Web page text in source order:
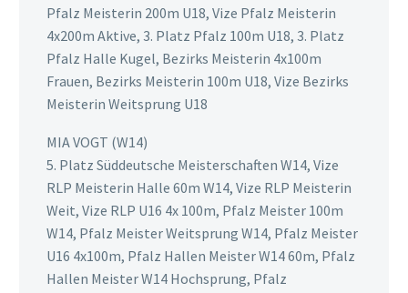
Pfalz Meisterin 200m U18, Vize Pfalz Meisterin
4x200m Aktive, 3. Platz Pfalz 100m U18, 3. Platz
Pfalz Halle Kugel, Bezirks Meisterin 4x100m
Frauen, Bezirks Meisterin 100m U18, Vize Bezirks
Meisterin Weitsprung U18
MIA VOGT (W14)
5. Platz Süddeutsche Meisterschaften W14, Vize
RLP Meisterin Halle 60m W14, Vize RLP Meisterin
Weit, Vize RLP U16 4x 100m, Pfalz Meister 100m
W14, Pfalz Meister Weitsprung W14, Pfalz Meister
U16 4x100m, Pfalz Hallen Meister W14 60m, Pfalz
Hallen Meister W14 Hochsprung, Pfalz